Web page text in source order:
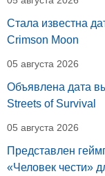
Стала известна
Crimson Moon
05 августа 2026
Объявлена дата
Streets of Survival
05 августа 2026
Представлен
«Человек чести»